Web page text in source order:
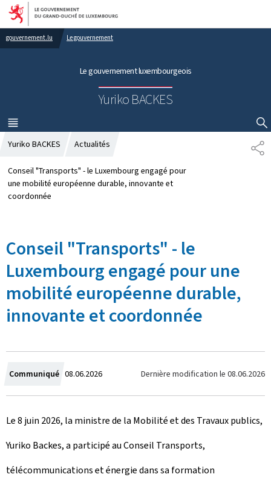
Aller au menu principal
Aller au contenu
gouvernement.lu Le gouvernement
Le gouvernement luxembourgeois
Yuriko BACKES
MENU
PRINCIPAL
AFFICHER / MASQUER LA RECHERCHE
P
A
Yuriko BACKES Actualités
Conseil "Transports" - le Luxembourg engagé pour
une mobilité européenne durable, innovante et
coordonnée
Conseil "Transports" - le
Luxembourg engagé pour une
mobilité européenne durable,
innovante et coordonnée
Communiqué C
r
é
e
l
08.06.2026 Dernière modification le 08.06.2026
Le 8 juin 2026, la ministre de la Mobilité et des Travaux publics,
Yuriko Backes, a participé au Conseil Transports,
télécommunications et énergie dans sa formation